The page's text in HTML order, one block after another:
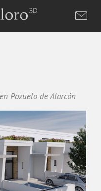
Pozuelo de Alarcón